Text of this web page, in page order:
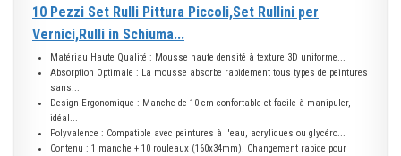
10 Pezzi Set Rulli Pittura Piccoli,Set Rullini per
Vernici,Rulli in Schiuma...
Matériau Haute Qualité : Mousse haute densité à texture 3D uniforme...
Absorption Optimale : La mousse absorbe rapidement tous types de peintures
sans...
Design Ergonomique : Manche de 10 cm confortable et facile à manipuler,
idéal...
Polyvalence : Compatible avec peintures à l'eau, acryliques ou glycéro...
Contenu : 1 manche + 10 rouleaux (160x34mm). Changement rapide pour